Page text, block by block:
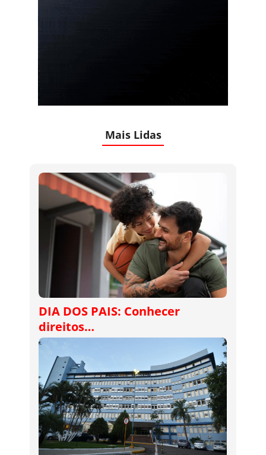
Mais Lidas
DIA DOS PAIS: Conhecer
direitos…